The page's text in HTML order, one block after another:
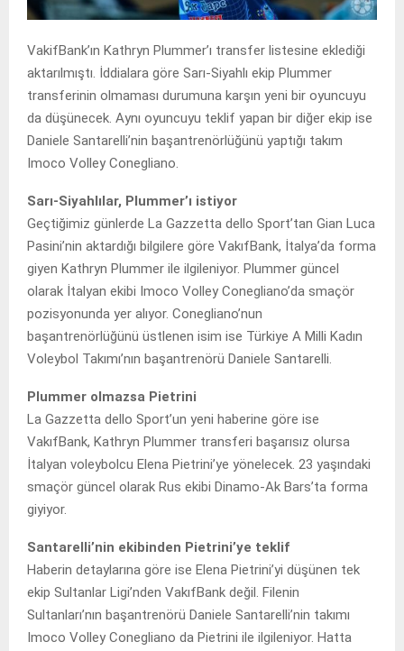
VakifBank’ın Kathryn Plummer’ı transfer listesine eklediği
aktarılmıştı. İddialara göre Sarı-Siyahlı ekip Plummer
transferinin olmaması durumuna karşın yeni bir oyuncuyu
da düşünecek. Aynı oyuncuyu teklif yapan bir diğer ekip ise
Daniele Santarelli’nin başantrenörlüğünü yaptığı takım
Imoco Volley Conegliano.
Sarı-Siyahlılar, Plummer’ı istiyor
Geçtiğimiz günlerde La Gazzetta dello Sport’tan Gian Luca
Pasini’nin aktardığı bilgilere göre VakıfBank, İtalya’da forma
giyen Kathryn Plummer ile ilgileniyor. Plummer güncel
olarak İtalyan ekibi Imoco Volley Conegliano’da smaçör
pozisyonunda yer alıyor. Conegliano’nun
başantrenörlüğünü üstlenen isim ise Türkiye A Milli Kadın
Voleybol Takımı’nın başantrenörü Daniele Santarelli.
Plummer olmazsa Pietrini
La Gazzetta dello Sport’un yeni haberine göre ise
VakıfBank, Kathryn Plummer transferi başarısız olursa
İtalyan voleybolcu Elena Pietrini’ye yönelecek. 23 yaşındaki
smaçör güncel olarak Rus ekibi Dinamo-Ak Bars’ta forma
giyiyor.
Santarelli’nin ekibinden Pietrini’ye teklif
Haberin detaylarına göre ise Elena Pietrini’yi düşünen tek
ekip Sultanlar Ligi’nden VakıfBank değil. Filenin
Sultanları’nın başantrenörü Daniele Santarelli’nin takımı
Imoco Volley Conegliano da Pietrini ile ilgileniyor. Hatta